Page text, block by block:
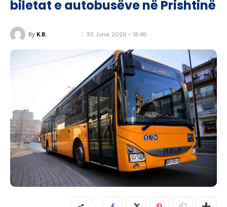
biletat e autobusëve në Prishtinë
By K.B. 30 June, 2026 - 18:46